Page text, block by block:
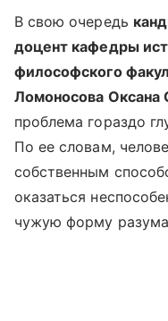
В свою очередь
доцент кафедры
философского
Ломоносова Оксана
проблема гораздо
По ее словам,
собственным
оказаться
чужую форму